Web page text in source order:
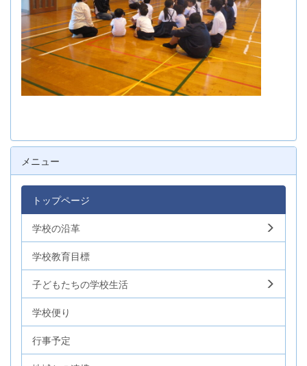
メニュー
トップページ
学校の沿革
学校教育目標
子どもたちの学校生活
学校便り
行事予定